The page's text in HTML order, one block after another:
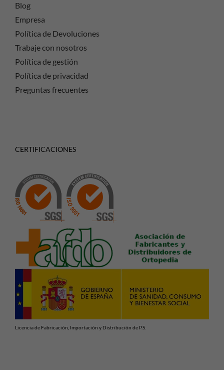
Blog
Empresa
Política de Devoluciones
Trabaje con nosotros
Política de gestión
Política de privacidad
Preguntas frecuentes
CERTIFICACIONES
Licencia de Fabricación, Importación y Distribución de P.S.